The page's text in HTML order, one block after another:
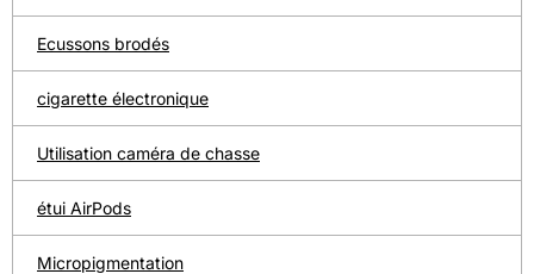
Ecussons brodés
cigarette électronique
Utilisation caméra de chasse
étui AirPods
Micropigmentation